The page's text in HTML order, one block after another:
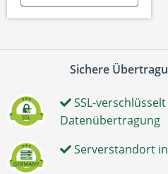
Sichere
SSL-
Datenübertragung
Serverstandort